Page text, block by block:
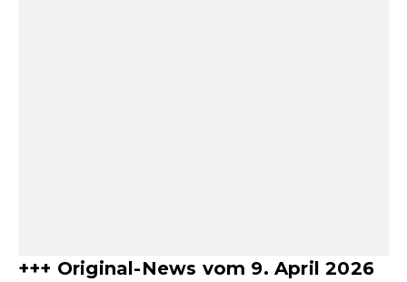
+++ Original-News vom 9. April 2026